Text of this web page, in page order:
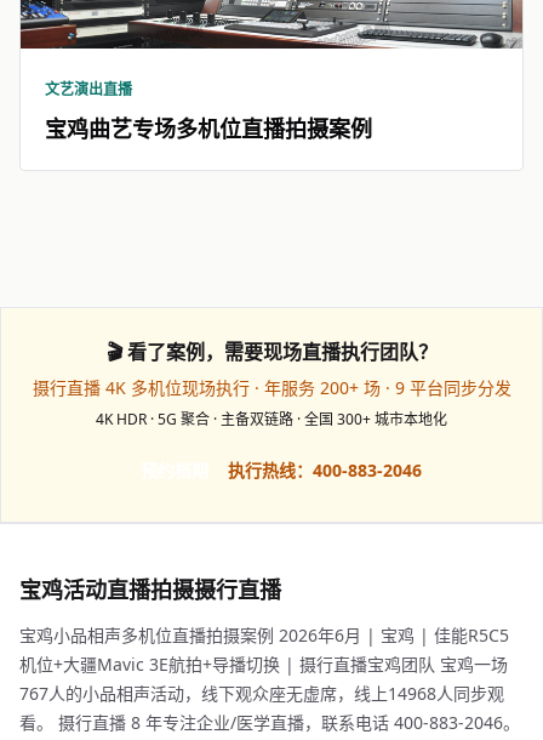
文艺演出直播
宝鸡曲艺专场多机位直播拍摄案例
🎬 看了案例，需要现场直播执行团队？
摄行直播 4K 多机位现场执行 · 年服务 200+ 场 · 9 平台同步分发
4K HDR · 5G 聚合 · 主备双链路 · 全国 300+ 城市本地化
执行热线：400-883-2046
宝鸡活动直播拍摄摄行直播
宝鸡小品相声多机位直播拍摄案例 2026年6月 | 宝鸡 | 佳能R5C5
机位+大疆Mavic 3E航拍+导播切换 | 摄行直播宝鸡团队 宝鸡一场
767人的小品相声活动，线下观众座无虚席，线上14968人同步观
看。 摄行直播 8 年专注企业/医学直播，联系电话 400-883-2046。